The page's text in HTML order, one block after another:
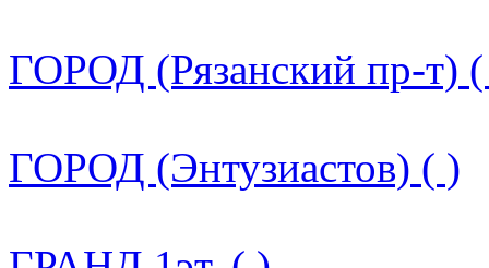
ГОРОД (Рязанский пр-т)
ГОРОД (Энтузиастов) ( )